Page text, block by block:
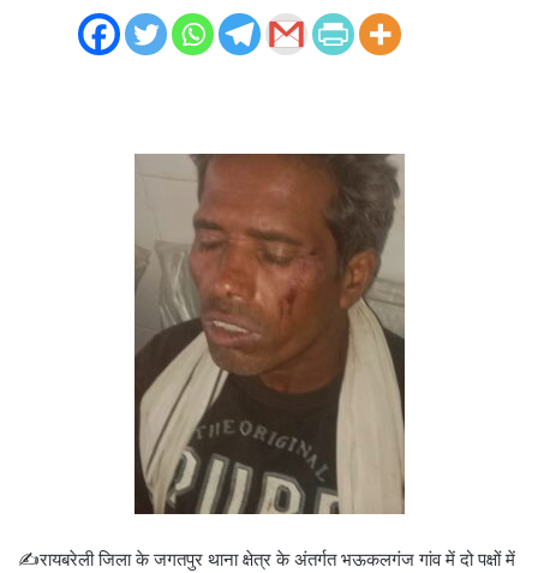
✍️रायबरेली जिला के जगतपुर थाना क्षेत्र के अंतर्गत भऊकलगंज गांव में दो पक्षों में